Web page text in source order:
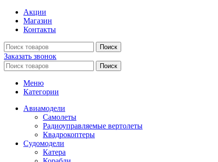
Акции
Магазин
Контакты
Поиск
Заказать звонок
Поиск
Меню
Категории
Авиамодели
Самолеты
Радиоуправляемые вертолеты
Квадрокоптеры
Судомодели
Катера